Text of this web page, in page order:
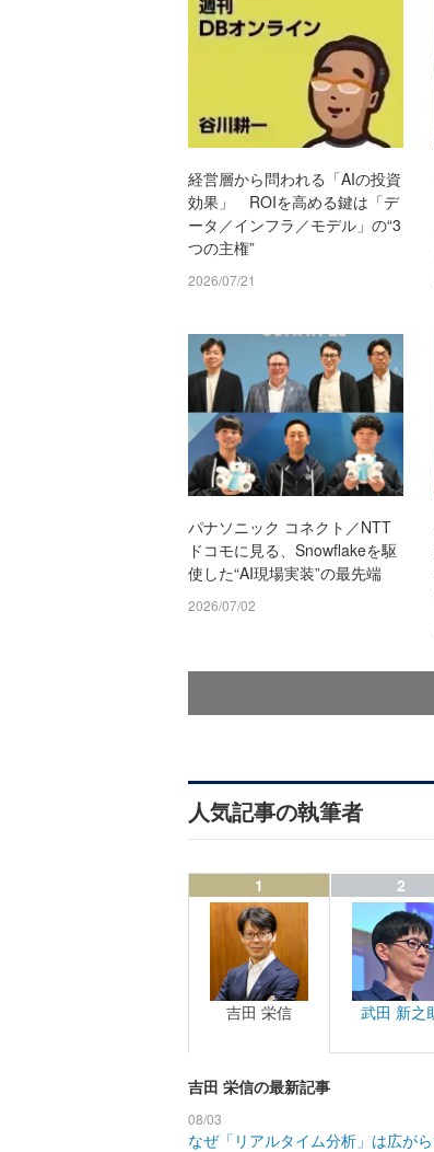
経営層から問われる「AIの投資
効果」 ROIを高める鍵は「デ
ータ／インフラ／モデル」の“3
つの主権”
2026/07/21
パナソニック コネクト／NTT
ドコモに見る、Snowflakeを駆
使した“AI現場実装”の最先端
2026/07/02
人気記事の執筆者
1
吉田 栄信
2
武田 新之
吉田 栄信の最新記事
08/03
なぜ「リアルタイム分析」は広が